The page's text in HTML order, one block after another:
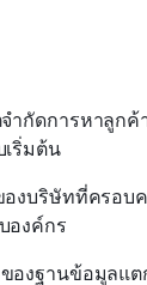
ำกัดการหาลูกค้
ริ่มต้น
องบริษัทที่ครอบ
องค์กร
องฐานข้อมูลแต